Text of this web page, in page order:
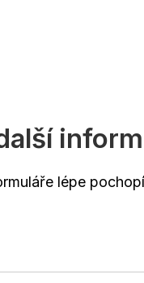
lépe